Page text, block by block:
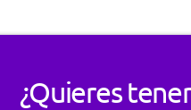
¿Quieres